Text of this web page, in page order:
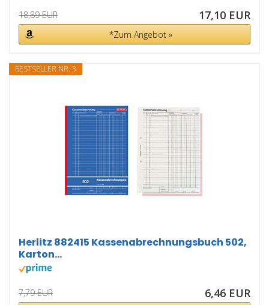
18,89 EUR 17,10 EUR
*Zum Angebot »
BESTSELLER NR. 3
Herlitz 882415 Kassenabrechnungsbuch 502,
Karton...
7,79 EUR 6,46 EUR